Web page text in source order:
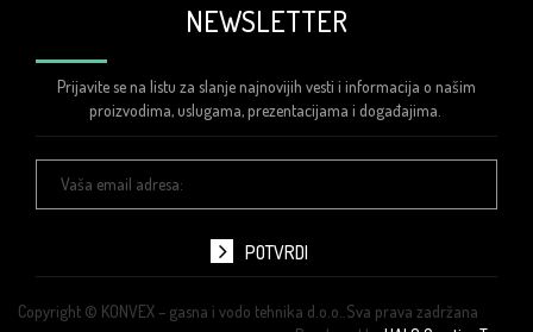
NEWSLETTER
Prijavite se na listu za slanje najnovijih vesti i informacija o našim
proizvodima, uslugama, prezentacijama i događajima.
POTVRDI
Copyright © KONVEX – gasna i vodo tehnika d.o.o..Sva prava zadržana